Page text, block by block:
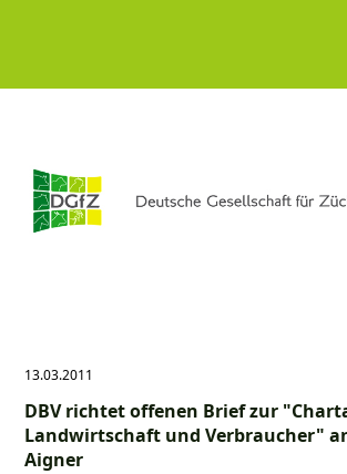
13.03.2011
DBV richtet offenen Brief zur
Landwirtschaft und Verbraucher"
Aigner